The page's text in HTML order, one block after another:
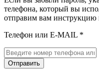
телефона, который вы
отправим вам инструкцию
Телефон или E-MAIL *
Отправить